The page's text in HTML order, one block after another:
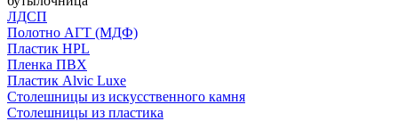
ЛДСП
Полотно АГТ (МДФ)
Пластик HPL
Пленка ПВХ
Пластик Alvic Luxe
Столешницы из искусственного камня
Столешницы из пластика